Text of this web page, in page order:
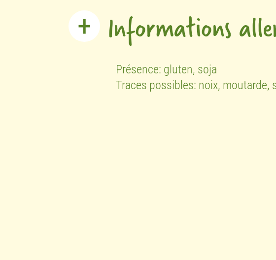
Informations
Présence: gluten, soja
Traces possibles: noix, moutarde,